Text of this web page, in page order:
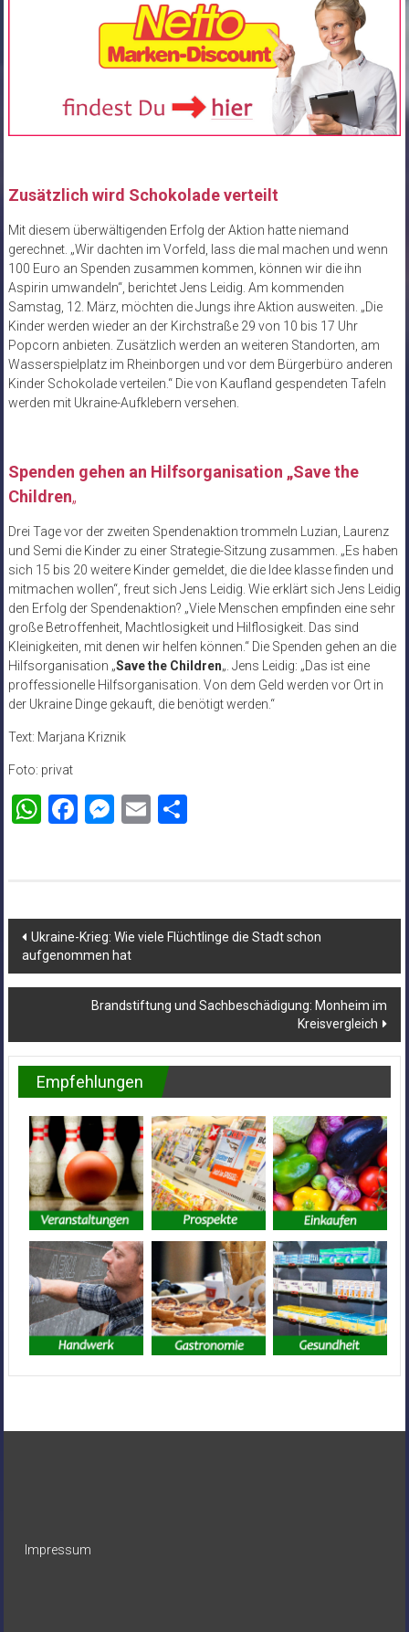
Zusätzlich wird Schokolade verteilt
Mit diesem überwältigenden Erfolg der Aktion hatte niemand
gerechnet. „Wir dachten im Vorfeld, lass die mal machen und wenn
100 Euro an Spenden zusammen kommen, können wir die ihn
Aspirin umwandeln“, berichtet Jens Leidig. Am kommenden
Samstag, 12. März, möchten die Jungs ihre Aktion ausweiten. „Die
Kinder werden wieder an der Kirchstraße 29 von 10 bis 17 Uhr
Popcorn anbieten. Zusätzlich werden an weiteren Standorten, am
Wasserspielplatz im Rheinborgen und vor dem Bürgerbüro anderen
Kinder Schokolade verteilen.“ Die von Kaufland gespendeten Tafeln
werden mit Ukraine-Aufklebern versehen.
Spenden gehen an Hilfsorganisation „Save the
Children„
Drei Tage vor der zweiten Spendenaktion trommeln Luzian, Laurenz
und Semi die Kinder zu einer Strategie-Sitzung zusammen. „Es haben
sich 15 bis 20 weitere Kinder gemeldet, die die Idee klasse finden und
mitmachen wollen“, freut sich Jens Leidig. Wie erklärt sich Jens Leidig
den Erfolg der Spendenaktion? „Viele Menschen empfinden eine sehr
große Betroffenheit, Machtlosigkeit und Hilflosigkeit. Das sind
Kleinigkeiten, mit denen wir helfen können.“ Die Spenden gehen an die
Hilfsorganisation „Save the Children„. Jens Leidig: „Das ist eine
proffessionelle Hilfsorganisation. Von dem Geld werden vor Ort in
der Ukraine Dinge gekauft, die benötigt werden.“
Text: Marjana Kriznik
Foto: privat
WhatsApp
Facebook
Messenger
EmailTeilen
Beitragsnavigation
Ukraine-Krieg: Wie viele Flüchtlinge die Stadt schon
aufgenommen hat
Brandstiftung und Sachbeschädigung: Monheim im
Kreisvergleich
Empfehlungen
Impressum